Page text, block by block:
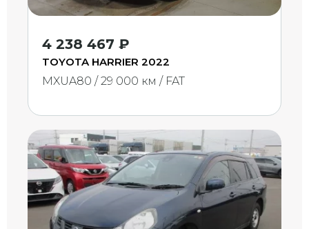
4 238 467 ₽
TOYOTA HARRIER 2022
MXUA80 / 29 000 км / FAT